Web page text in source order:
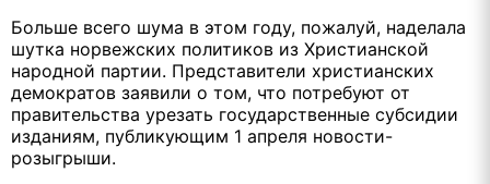
Больше всего шума в этом году, пожалуй, наделала
шутка норвежских политиков из Христианской
народной партии. Представители христианских
демократов заявили о том, что потребуют от
правительства урезать государственные субсидии
изданиям, публикующим 1 апреля новости-
розыгрыши.